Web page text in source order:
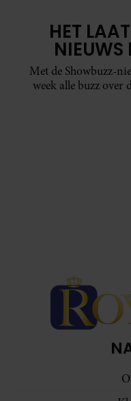
HET
Met de Showbuzz-
week alle buzz over